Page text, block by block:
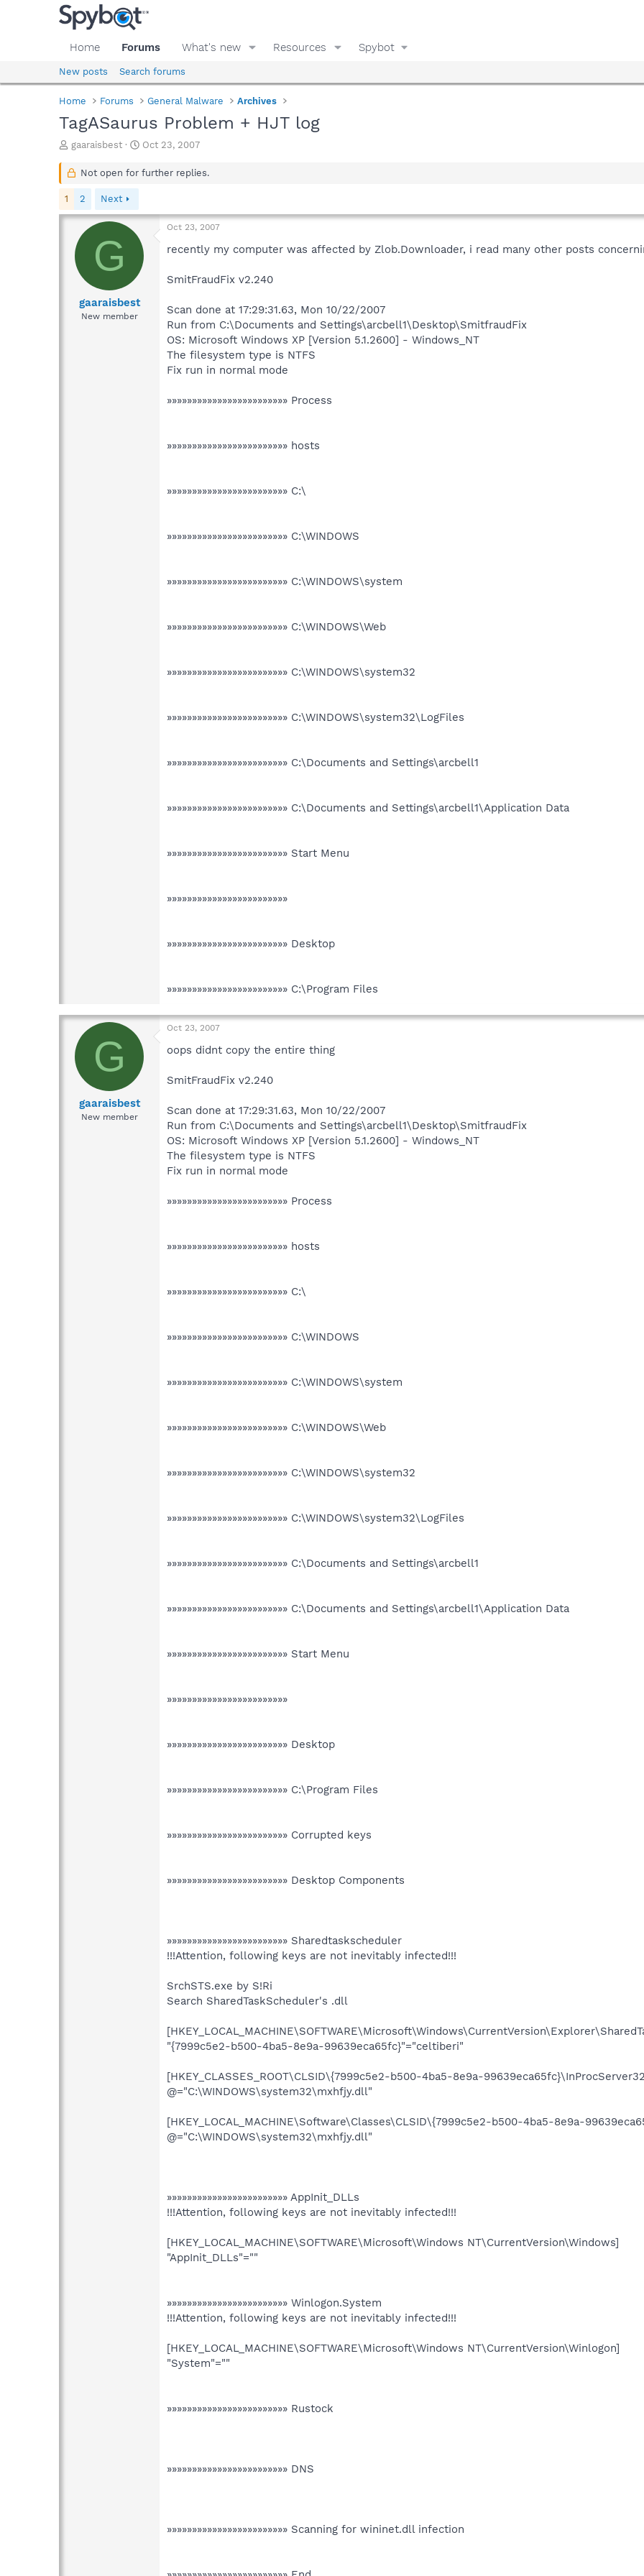
Home Forums What's new Resources Spybot
New posts Search forums
Home Forums General Malware Archives
TagASaurus Problem + HJT log
T
r
d
s
a
gaaraisbest
S
a
a
e
Oct 23, 2007
Not open for further replies.
1 2 Next
G
gaaraisbest
New member
Oct 23, 2007
recently my computer was affected by Zlob.Downloader, i read many other posts
SmitFraudFix v2.240
Scan done at 17:29:31.63, Mon 10/22/2007
Run from C:\Documents and Settings\arcbell1\Desktop\SmitfraudFix
OS: Microsoft Windows XP [Version 5.1.2600] - Windows_NT
The filesystem type is NTFS
Fix run in normal mode
»»»»»»»»»»»»»»»»»»»»»»»» Process
»»»»»»»»»»»»»»»»»»»»»»»» hosts
»»»»»»»»»»»»»»»»»»»»»»»» C:\
»»»»»»»»»»»»»»»»»»»»»»»» C:\WINDOWS
»»»»»»»»»»»»»»»»»»»»»»»» C:\WINDOWS\system
»»»»»»»»»»»»»»»»»»»»»»»» C:\WINDOWS\Web
»»»»»»»»»»»»»»»»»»»»»»»» C:\WINDOWS\system32
»»»»»»»»»»»»»»»»»»»»»»»» C:\WINDOWS\system32\LogFiles
»»»»»»»»»»»»»»»»»»»»»»»» C:\Documents and Settings\arcbell1
»»»»»»»»»»»»»»»»»»»»»»»» C:\Documents and Settings\arcbell1\Application Data
»»»»»»»»»»»»»»»»»»»»»»»» Start Menu
»»»»»»»»»»»»»»»»»»»»»»»»
»»»»»»»»»»»»»»»»»»»»»»»» Desktop
»»»»»»»»»»»»»»»»»»»»»»»» C:\Program Files
G
gaaraisbest
New member
Oct 23, 2007
oops didnt copy the entire thing
SmitFraudFix v2.240
Scan done at 17:29:31.63, Mon 10/22/2007
Run from C:\Documents and Settings\arcbell1\Desktop\SmitfraudFix
OS: Microsoft Windows XP [Version 5.1.2600] - Windows_NT
The filesystem type is NTFS
Fix run in normal mode
»»»»»»»»»»»»»»»»»»»»»»»» Process
»»»»»»»»»»»»»»»»»»»»»»»» hosts
»»»»»»»»»»»»»»»»»»»»»»»» C:\
»»»»»»»»»»»»»»»»»»»»»»»» C:\WINDOWS
»»»»»»»»»»»»»»»»»»»»»»»» C:\WINDOWS\system
»»»»»»»»»»»»»»»»»»»»»»»» C:\WINDOWS\Web
»»»»»»»»»»»»»»»»»»»»»»»» C:\WINDOWS\system32
»»»»»»»»»»»»»»»»»»»»»»»» C:\WINDOWS\system32\LogFiles
»»»»»»»»»»»»»»»»»»»»»»»» C:\Documents and Settings\arcbell1
»»»»»»»»»»»»»»»»»»»»»»»» C:\Documents and Settings\arcbell1\Application Data
»»»»»»»»»»»»»»»»»»»»»»»» Start Menu
»»»»»»»»»»»»»»»»»»»»»»»»
»»»»»»»»»»»»»»»»»»»»»»»» Desktop
»»»»»»»»»»»»»»»»»»»»»»»» C:\Program Files
»»»»»»»»»»»»»»»»»»»»»»»» Corrupted keys
»»»»»»»»»»»»»»»»»»»»»»»» Desktop Components
»»»»»»»»»»»»»»»»»»»»»»»» Sharedtaskscheduler
!!!Attention, following keys are not inevitably infected!!!
SrchSTS.exe by S!Ri
Search SharedTaskScheduler's .dll
"{7999c5e2-b500-4ba5-8e9a-99639eca65fc}"="celtiberi"
[HKEY_CLASSES_ROOT\CLSID\{7999c5e2-b500-4ba5-8e9a-
@="C:\WINDOWS\system32\mxhfjy.dll"
[HKEY_LOCAL_MACHINE\Software\Classes\CLSID\{7999c5e2-b500-4ba5-8e9a-
@="C:\WINDOWS\system32\mxhfjy.dll"
»»»»»»»»»»»»»»»»»»»»»»»» AppInit_DLLs
!!!Attention, following keys are not inevitably infected!!!
[HKEY_LOCAL_MACHINE\SOFTWARE\Microsoft\Windows NT\CurrentVersion\Windows]
"AppInit_DLLs"=""
»»»»»»»»»»»»»»»»»»»»»»»» Winlogon.System
!!!Attention, following keys are not inevitably infected!!!
[HKEY_LOCAL_MACHINE\SOFTWARE\Microsoft\Windows NT\CurrentVersion\Winlogon]
"System"=""
»»»»»»»»»»»»»»»»»»»»»»»» Rustock
»»»»»»»»»»»»»»»»»»»»»»»» DNS
»»»»»»»»»»»»»»»»»»»»»»»» Scanning for wininet.dll infection